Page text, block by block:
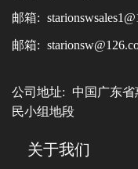
邮箱:
邮箱:
公司地址: 中国广东
民小组地段
关于我们